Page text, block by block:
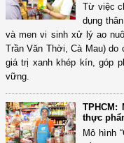
Từ việc
dụng
và men vi sinh xử lý ao
Trần Văn Thời, Cà Mau) do
giá trị xanh khép kín, góp
vững.
thực
Mô hình